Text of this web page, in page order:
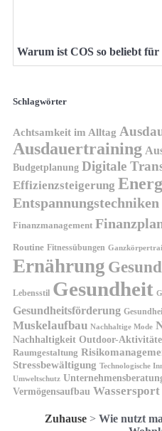
Warum ist COS so beliebt
Schlagwörter
Achtsamkeit im Alltag
Ausdauertraining
Budgetplanung Digitale
Effizienzsteigerung
Entspannungstechniken
Finanzmanagement
Routine Fitnessübungen
Ernährung
Lebensstil Gesundheit
Gesundheitsförderung
Muskelaufbau Nachhaltige Mode
Nachhaltigkeit Outdoor-
Raumgestaltung
Stressbewältigung Technologische
Umweltschutz
Vermögensaufbau Wassersport
Zuhause> Wie nutzt